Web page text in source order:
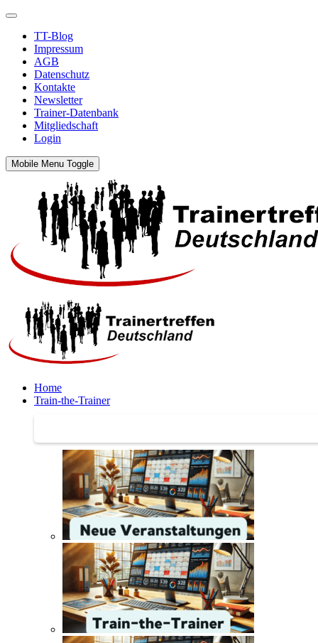
TT-Blog
Impressum
AGB
Datenschutz
Kontakte
Newsletter
Trainer-Datenbank
Mitgliedschaft
Login
Mobile Menu Toggle
Home
Train-the-Trainer